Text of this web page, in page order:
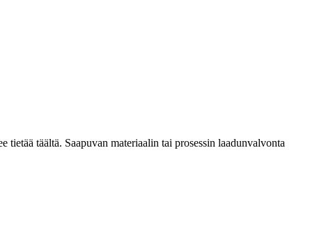
täältä. Saapuvan materiaalin tai prosessin laadunvalvonta